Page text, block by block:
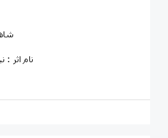
نام اثر :